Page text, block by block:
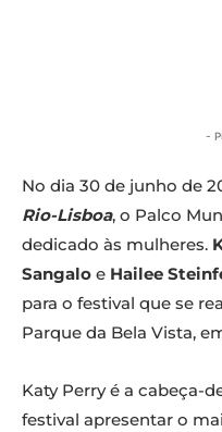
-
No dia 30 de junho de
Rio-Lisboa, o Palco
dedicado às mulheres.
Sangalo e Hailee
para o festival que se
Parque da Bela Vista,
Katy Perry é a cabeça-
festival apresentar o